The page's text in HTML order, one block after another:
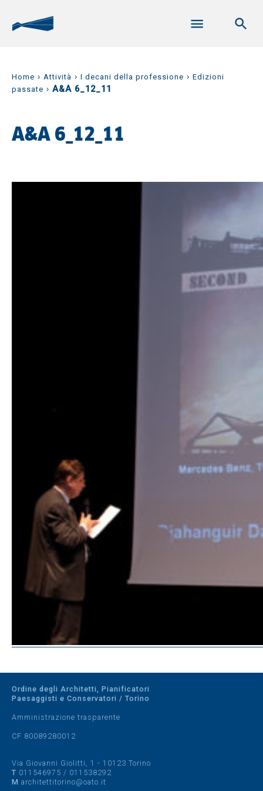
Home › Attività › I decani della professione › Edizioni
passate › A&A 6_12_11
A&A 6_12_11
Ordine degli Architetti, Pianificatori
Paesaggisti e Conservatori / Torino
Amministrazione trasparente
CF 80089280012
Via Giovanni Giolitti, 1 - 10123 Torino
T 011546975 / 011538292
M architettitorino@oato.it